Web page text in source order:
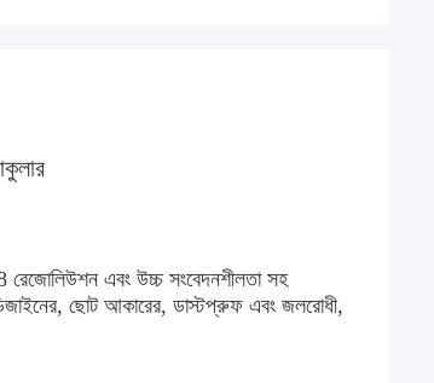
রেজোলিউশন এবং উচ্চ সংবেদনশীলতা সহ
ডিজাইনের, ছোট আকারের, ডাস্টপ্রুফ এবং জলরোধী,